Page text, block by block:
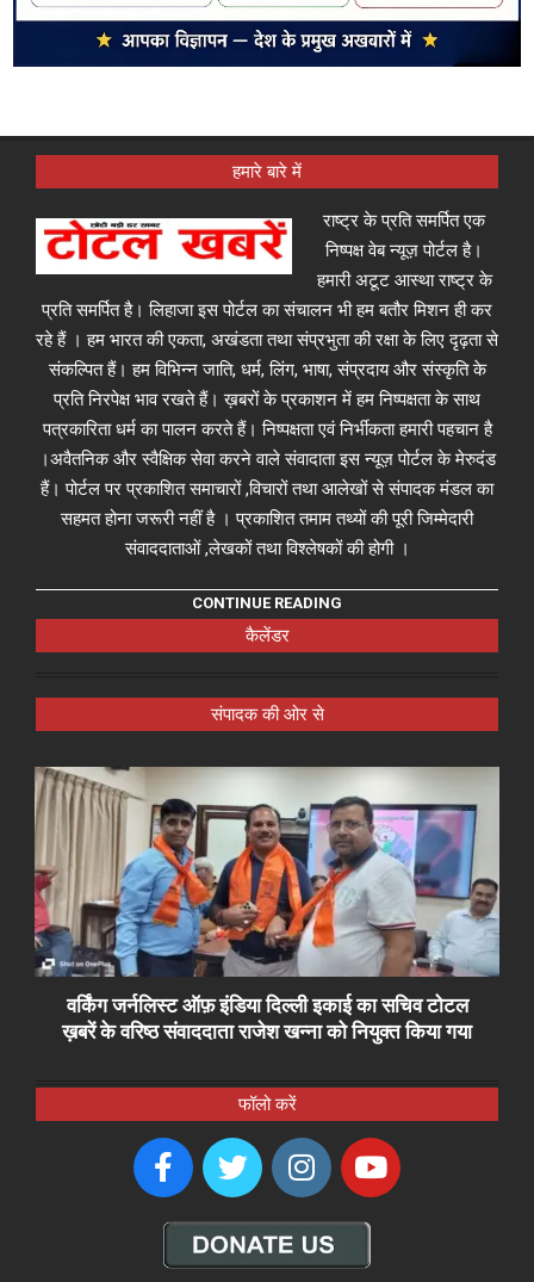
हमारे बारे में
राष्ट्र के प्रति समर्पित एक
निष्पक्ष वेब न्यूज़ पोर्टल है।
हमारी अटूट आस्था राष्ट्र के
प्रति समर्पित है। लिहाजा इस पोर्टल का संचालन भी हम बतौर मिशन ही कर
रहे हैं । हम भारत की एकता, अखंडता तथा संप्रभुता की रक्षा के लिए दृढ़ता से
संकल्पित हैं। हम विभिन्न जाति, धर्म, लिंग, भाषा, संप्रदाय और संस्कृति के
प्रति निरपेक्ष भाव रखते हैं। ख़बरों के प्रकाशन में हम निष्पक्षता के साथ
पत्रकारिता धर्म का पालन करते हैं। निष्पक्षता एवं निर्भीकता हमारी पहचान है
।अवैतनिक और स्वैक्षिक सेवा करने वाले संवादाता इस न्यूज़ पोर्टल के मेरुदंड
हैं। पोर्टल पर प्रकाशित समाचारों ,विचारों तथा आलेखों से संपादक मंडल का
सहमत होना जरूरी नहीं है । प्रकाशित तमाम तथ्यों की पूरी जिम्मेदारी
संवाददाताओं ,लेखकों तथा विश्लेषकों की होगी ।
CONTINUE READING
कैलेंडर
संपादक की ओर से
वर्किंग जर्नलिस्ट ऑफ़ इंडिया दिल्ली इकाई का सचिव टोटल
ख़बरें के वरिष्ठ संवाददाता राजेश खन्ना को नियुक्त किया गया
फॉलो करें